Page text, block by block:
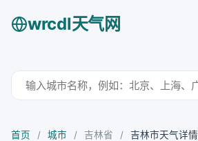
wrcdl天气网
首页 / 城市 / 吉林省 / 吉林市天气详情